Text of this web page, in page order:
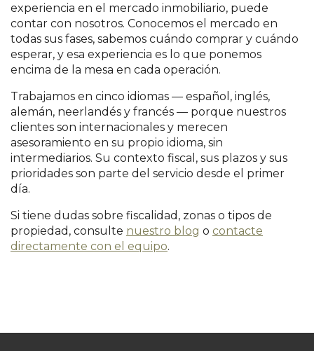
experiencia en el mercado inmobiliario, puede
contar con nosotros. Conocemos el mercado en
todas sus fases, sabemos cuándo comprar y cuándo
esperar, y esa experiencia es lo que ponemos
encima de la mesa en cada operación.
Trabajamos en cinco idiomas — español, inglés,
alemán, neerlandés y francés — porque nuestros
clientes son internacionales y merecen
asesoramiento en su propio idioma, sin
intermediarios. Su contexto fiscal, sus plazos y sus
prioridades son parte del servicio desde el primer
día.
Si tiene dudas sobre fiscalidad, zonas o tipos de
propiedad, consulte nuestro blog o contacte
directamente con el equipo.